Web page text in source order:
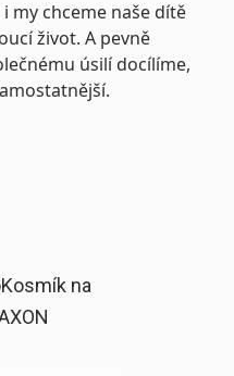
na
my chceme naše dítě
život. A pevně
úsilí docílíme,